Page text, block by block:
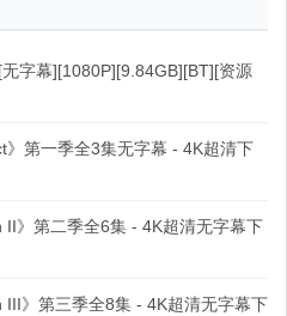
字幕][1080P][9.84GB][BT][资源
第一季全3集无字幕 - 4K超清下
》第二季全6集 - 4K超清无字幕下
》第三季全8集 - 4K超清无字幕下